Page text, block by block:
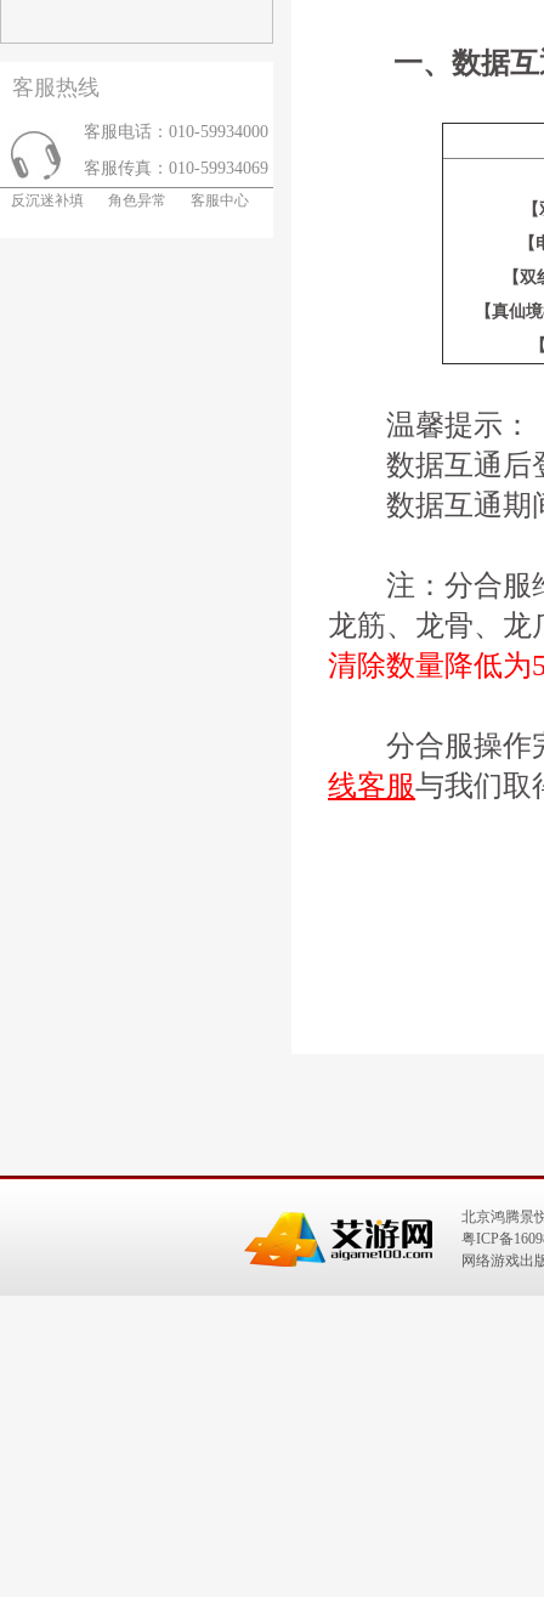
客服热线
客服电话：010-59934000
客服传真：010-59934069
反沉迷补填 角色异常 客服中心
一、数据
【
【真仙
温馨提示：
数据互通后登
数据互通期间
注：分合服维
龙筋、龙骨、龙
清除数量降低为
分合服操作完
线客服与我们取
北京鸿腾景
粤ICP备
网络游戏出